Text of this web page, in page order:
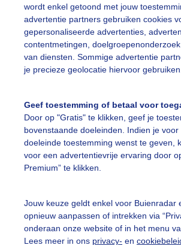
wordt enkel getoond met jouw
advertentie partners gebruiken cookies
gepersonaliseerde advertenties,
contentmetingen,
van diensten. Sommige advertentie
je precieze geolocatie hiervoor
Geef toestemming of betaal voor
Door op "Gratis" te klikken, geef je
bovenstaande doeleinden. Indien je
doeleinde toestemming wenst te geven,
voor een advertentievrije ervaring door
Premium” te klikken.
Jouw keuze geldt enkel voor Buienradar
opnieuw aanpassen of intrekken via
onderaan onze website of in het menu
Lees meer in ons privacy- en
slideshow
vragen
De